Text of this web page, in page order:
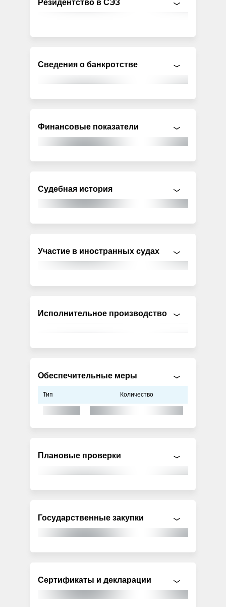
Резидентство в СЭЗ
Сведения о банкротстве
Финансовые показатели
Судебная история
Участие в иностранных судах
Исполнительное производство
Обеспечительные меры
Тип Количество
Плановые проверки
Государственные закупки
Сертификаты и декларации